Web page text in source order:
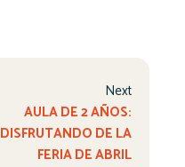
Next
AULA DE 2 AÑOS:
DISFRUTANDO DE LA
FERIA DE ABRIL